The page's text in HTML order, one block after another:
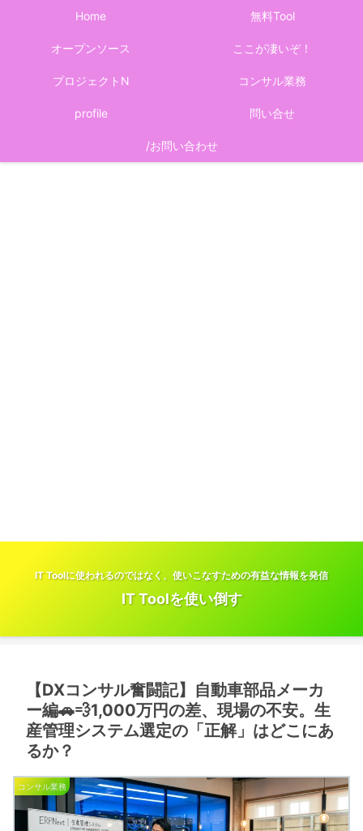
IT Toolに使われるのではなく、使いこなすための有益な情報を発信
IT Toolを使い倒す
Home 無料Tool
オープンソース ここが凄いぞ！
プロジェクトN コンサル業務
profile 問い合せ
/お問い合わせ
【DXコンサル奮闘記】自動車部品メーカ
ー編🚗💨1,000万円の差、現場の不安。生
産管理システム選定の「正解」はどこにあ
るか？
コンサル業務